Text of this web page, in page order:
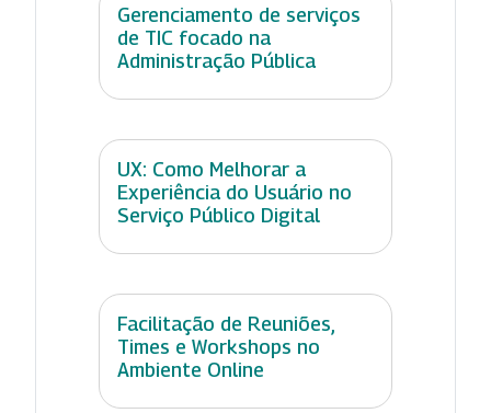
Gerenciamento de serviços
de TIC focado na
Administração Pública
UX: Como Melhorar a
Experiência do Usuário no
Serviço Público Digital
Facilitação de Reuniões,
Times e Workshops no
Ambiente Online